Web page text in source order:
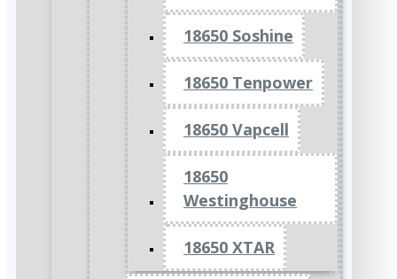
18650 Soshine
18650 Tenpower
18650 Vapcell
18650
Westinghouse
18650 XTAR